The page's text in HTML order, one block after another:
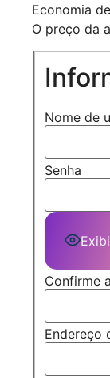
Economia
O preço da
Nome de
Senha
Confirme
Endereço